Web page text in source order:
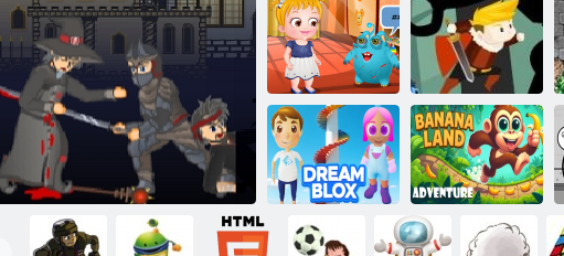
Pat Hazel prieten
Alien
Curajos Squad